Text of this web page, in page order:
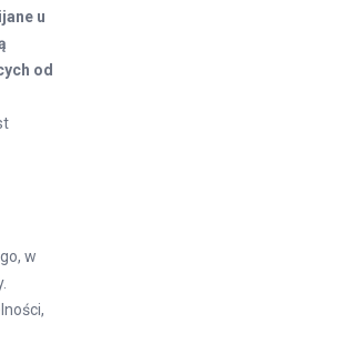
u
od
w